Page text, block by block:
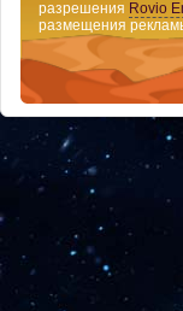
разрешения Rovio
размещения